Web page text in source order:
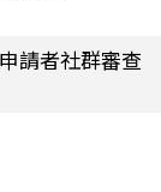
請者社群審查